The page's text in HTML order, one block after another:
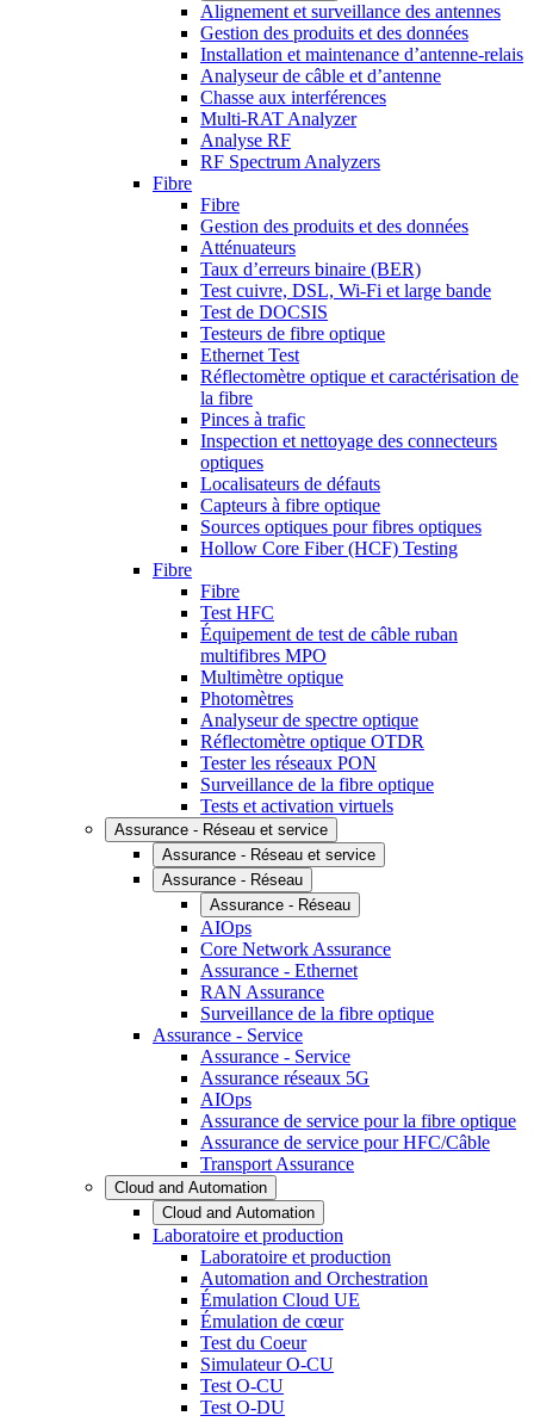
Alignement et surveillance des antennes
Gestion des produits et des données
Installation et maintenance d’antenne-relais
Analyseur de câble et d’antenne
Chasse aux interférences
Multi-RAT Analyzer
Analyse RF
RF Spectrum Analyzers
Fibre
Fibre
Gestion des produits et des données
Atténuateurs
Taux d’erreurs binaire (BER)
Test cuivre, DSL, Wi-Fi et large bande
Test de DOCSIS
Testeurs de fibre optique
Ethernet Test
Réflectomètre optique et caractérisation de
la fibre
Pinces à trafic
Inspection et nettoyage des connecteurs
optiques
Localisateurs de défauts
Capteurs à fibre optique
Sources optiques pour fibres optiques
Hollow Core Fiber (HCF) Testing
Fibre
Fibre
Test HFC
Équipement de test de câble ruban
multifibres MPO
Multimètre optique
Photomètres
Analyseur de spectre optique
Réflectomètre optique OTDR
Tester les réseaux PON
Surveillance de la fibre optique
Tests et activation virtuels
Assurance - Réseau et service
Assurance - Réseau et service
Assurance - Réseau
Assurance - Réseau
AIOps
Core Network Assurance
Assurance - Ethernet
RAN Assurance
Surveillance de la fibre optique
Assurance - Service
Assurance - Service
Assurance réseaux 5G
AIOps
Assurance de service pour la fibre optique
Assurance de service pour HFC/Câble
Transport Assurance
Cloud and Automation
Cloud and Automation
Laboratoire et production
Laboratoire et production
Automation and Orchestration
Émulation Cloud UE
Émulation de cœur
Test du Coeur
Simulateur O-CU
Test O-CU
Test O-DU